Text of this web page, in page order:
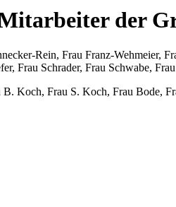
der
Rein, Frau Franz-Wehmeier,
Frau Schrader, Frau Schwabe,
Koch, Frau S. Koch, Frau Bode,